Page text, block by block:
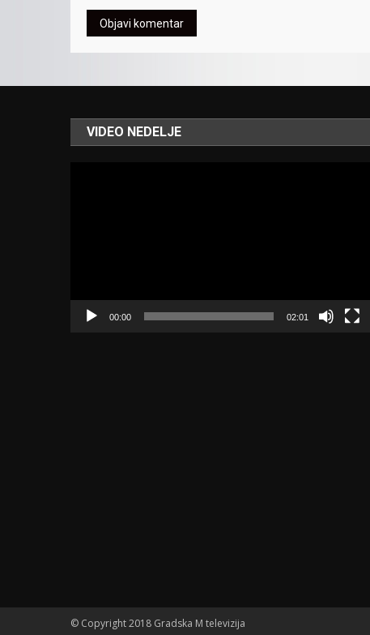
VIDEO NEDELJE
00:00 02:01
© Copyright 2018 Gradska M televizija